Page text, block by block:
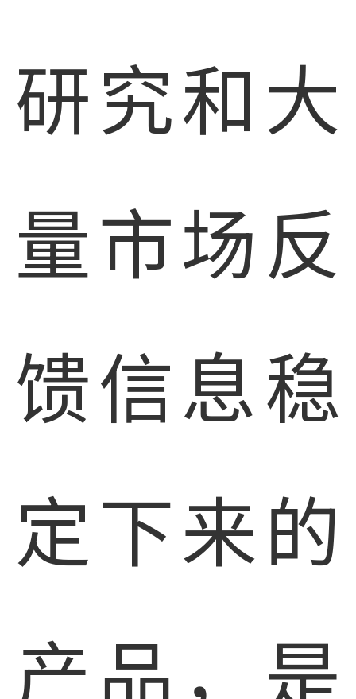
研究和大
量市场反
馈信息稳
定下来的
产品，是